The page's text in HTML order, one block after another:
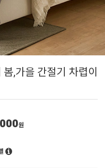
,가을 간절기 차렵이
원